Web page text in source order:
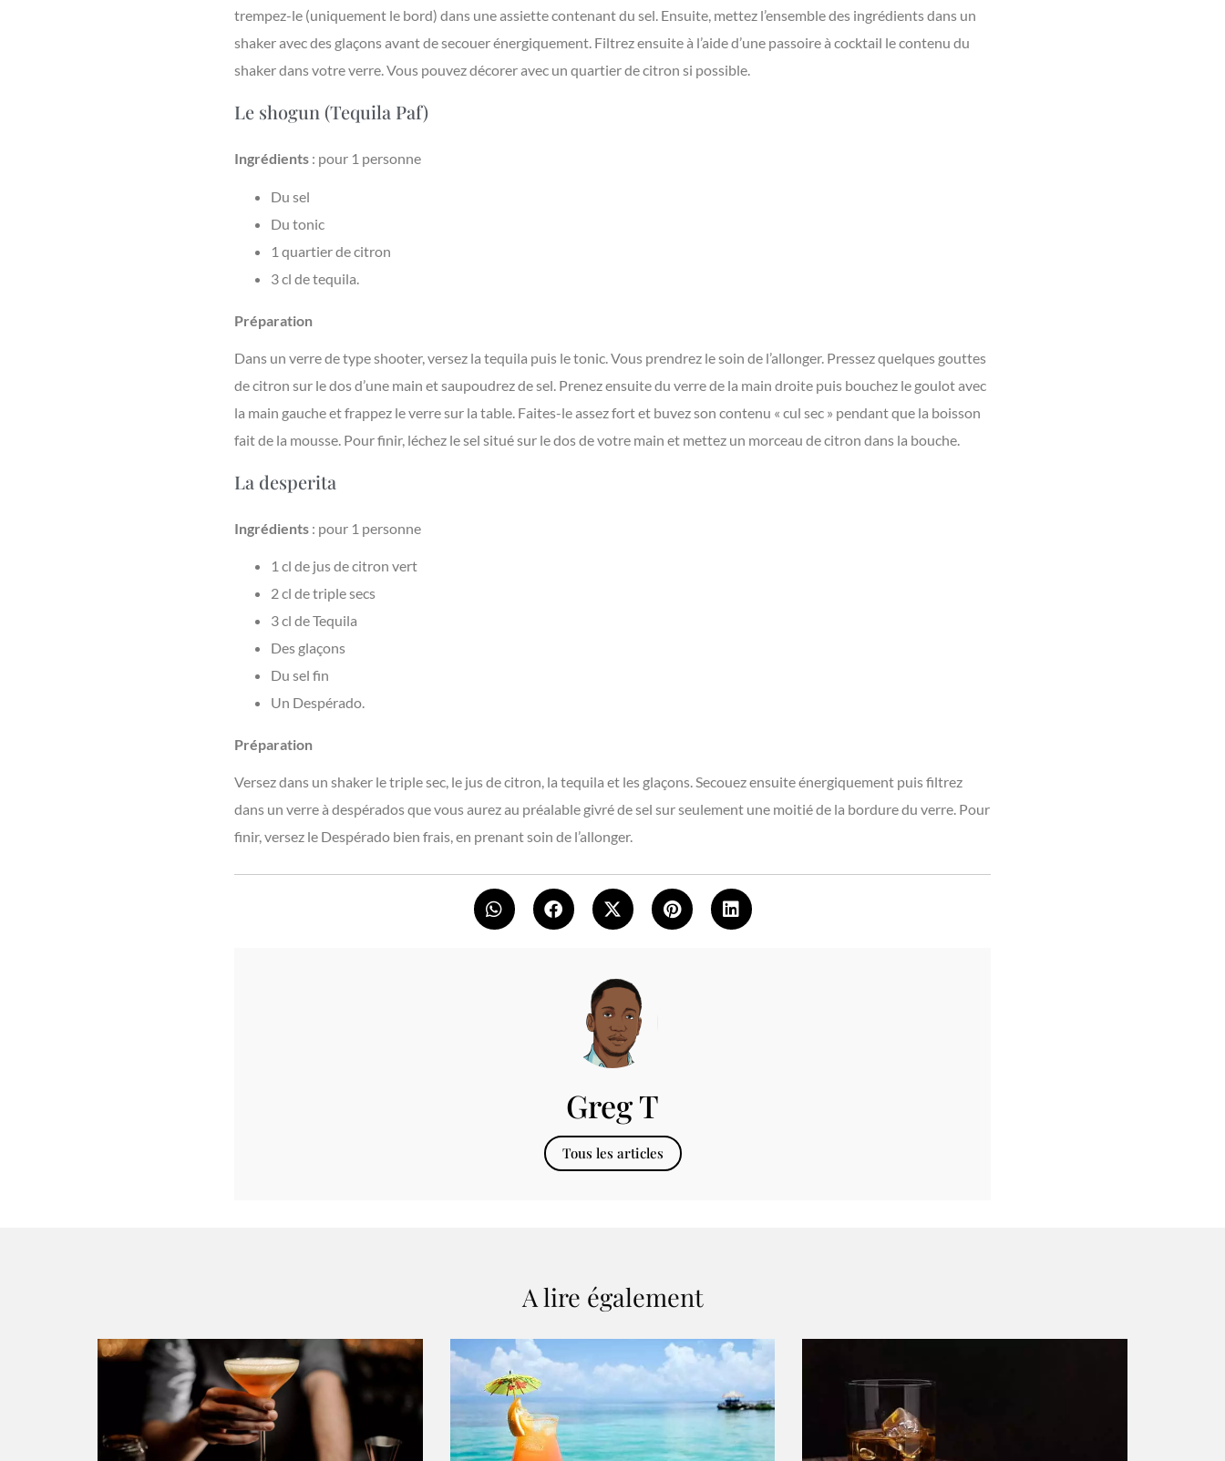
trempez-le (uniquement le bord) dans une assiette contenant du sel. Ensuite, mettez l’ensemble des ingrédients dans un
shaker avec des glaçons avant de secouer énergiquement. Filtrez ensuite à l’aide d’une passoire à cocktail le contenu du
shaker dans votre verre. Vous pouvez décorer avec un quartier de citron si possible.
Le shogun (Tequila Paf)
Ingrédients : pour 1 personne
Du sel
Du tonic
1 quartier de citron
3 cl de tequila.
Préparation
Dans un verre de type shooter, versez la tequila puis le tonic. Vous prendrez le soin de l’allonger. Pressez quelques gouttes
de citron sur le dos d’une main et saupoudrez de sel. Prenez ensuite du verre de la main droite puis bouchez le goulot avec
la main gauche et frappez le verre sur la table. Faites-le assez fort et buvez son contenu « cul sec » pendant que la boisson
fait de la mousse. Pour finir, léchez le sel situé sur le dos de votre main et mettez un morceau de citron dans la bouche.
La desperita
Ingrédients : pour 1 personne
1 cl de jus de citron vert
2 cl de triple secs
3 cl de Tequila
Des glaçons
Du sel fin
Un Despérado.
Préparation
Versez dans un shaker le triple sec, le jus de citron, la tequila et les glaçons. Secouez ensuite énergiquement puis filtrez
dans un verre à despérados que vous aurez au préalable givré de sel sur seulement une moitié de la bordure du verre. Pour
finir, versez le Despérado bien frais, en prenant soin de l’allonger.
Greg T
Tous les articles
A lire également